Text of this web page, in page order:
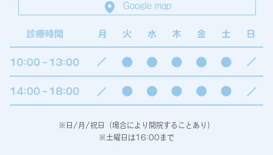
Google map
※日/月/祝日（場合により開院することあり）
※土曜日は16:00まで